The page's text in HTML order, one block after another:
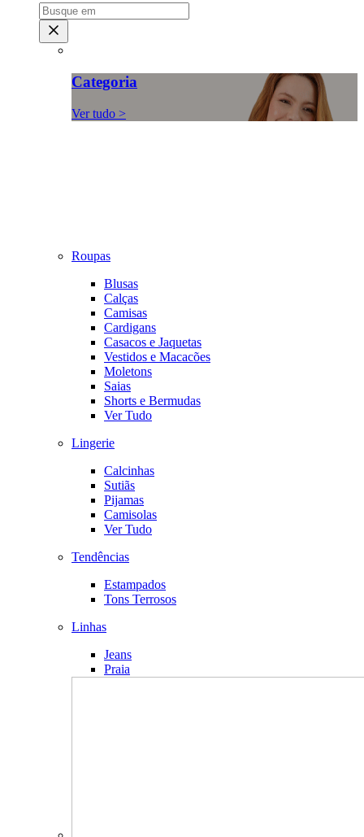
Categoria
Ver tudo >
Roupas
Blusas
Calças
Camisas
Cardigans
Casacos e Jaquetas
Vestidos e Macacões
Moletons
Saias
Shorts e Bermudas
Ver Tudo
Lingerie
Calcinhas
Sutiãs
Pijamas
Camisolas
Ver Tudo
Tendências
Estampados
Tons Terrosos
Linhas
Jeans
Praia